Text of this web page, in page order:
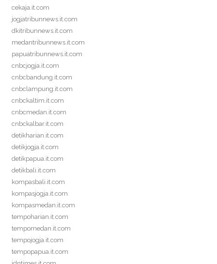
cekaja.it.com
jogjatribunnews.it.com
dkitribunnews.it.com
medantribunnews.it.com
papuatribunnews.it.com
cnbcjogja.it.com
cnbcbandung.it.com
cnbclampung.it.com
cnbckaltim.it.com
cnbcmedan.it.com
cnbckalbar.it.com
detikharian.it.com
detikjogja.it.com
detikpapua.it.com
detikbali.it.com
kompasbali.it.com
kompasjogja.it.com
kompasmedan.it.com
tempoharian.it.com
tempomedan.it.com
tempojogja.it.com
tempopapua.it.com